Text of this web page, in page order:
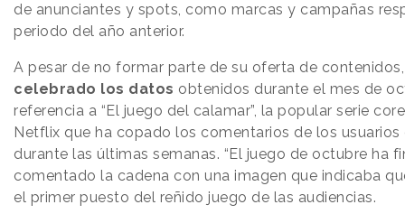
de anunciantes y spots, como marcas y campañas
periodo del año anterior.
A pesar de no formar parte de su oferta de
celebrado los datos obtenidos durante el mes de
referencia a “El juego del calamar”, la popular serie
Netflix que ha copado los comentarios de los usuarios
durante las últimas semanas. “El juego de octubre ha
comentado la cadena con una imagen que indicaba
el primer puesto del reñido juego de las audiencias.